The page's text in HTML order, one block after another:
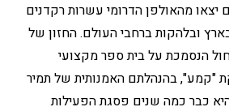
מהאולפן הדרומי עשרות רקדנים
ובלהקות ברחבי העולם. החזון של
הנסמכת על בית ספר מקצועי
"קמע", בהנהלתם האמנותית של תמיר
כבר כמה שנים פסגת הפעילות